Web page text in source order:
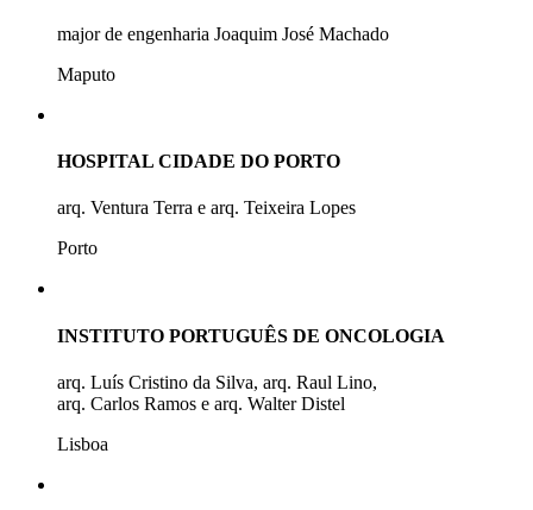
major de engenharia Joaquim José Machado
Maputo
HOSPITAL CIDADE DO PORTO
arq. Ventura Terra e arq. Teixeira Lopes
Porto
INSTITUTO PORTUGUÊS DE ONCOLOGIA
arq. Luís Cristino da Silva, arq. Raul Lino,
arq. Carlos Ramos e arq. Walter Distel
Lisboa